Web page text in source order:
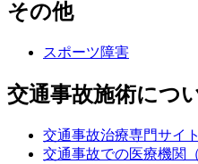
その他
スポーツ障害
交通事故施術につ
交通事故治療専門サイ
交通事故での医療機関